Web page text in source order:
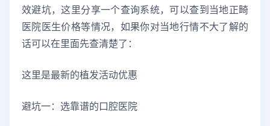
效避坑，这里分享一个查询系统，可以查到当地正畸
医院医生价格等情况，如果你对当地行情不大了解的
话可以在里面先查清楚了：
这里是最新的植发活动优惠
避坑一：选靠谱的口腔医院